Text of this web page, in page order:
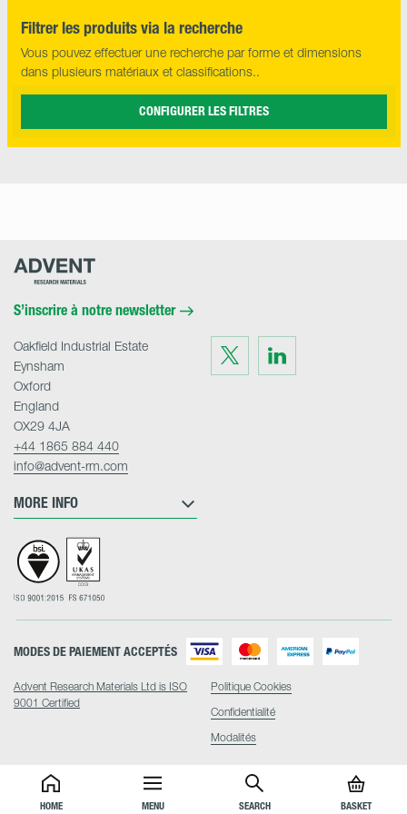
HOME MENU SEARCH BASKET
Filtrer les produits via la recherche
Vous pouvez effectuer une recherche par forme et dimensions
dans plusieurs matériaux et classifications..
CONFIGURER LES FILTRES
Advent
S’inscrire à notre newsletter
Visit
us
on
Twitter
Visit
on
LinkedIn
MORE INFO
Oakfield Industrial Estate
Eynsham
Oxford
England
OX29 4JA
+44 1865 884 440
info@advent-rm.com
Advent Research Materials Ltd is ISO
9001 Certified
MODES DE PAIEMENT ACCEPTÉS
Politique Cookies
Confidentialité
Modalités